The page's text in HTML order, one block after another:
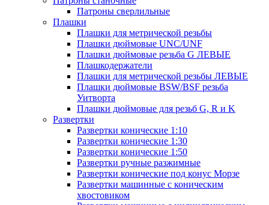
Патроны сверлильные
Плашки
Плашки для метрической резьбы
Плашки дюймовые UNC/UNF
Плашки дюймовые резьба G ЛЕВЫЕ
Плашкодержатели
Плашки для метрической резьбы ЛЕВЫЕ
Плашки дюймовые BSW/BSF резьба
Уитворта
Плашки дюймовые для резьб G, R и K
Развертки
Развертки конические 1:10
Развертки конические 1:30
Развертки конические 1:50
Развертки ручные разжимные
Развертки конические под конус Морзе
Развертки машинные с коническим
хвостовиком